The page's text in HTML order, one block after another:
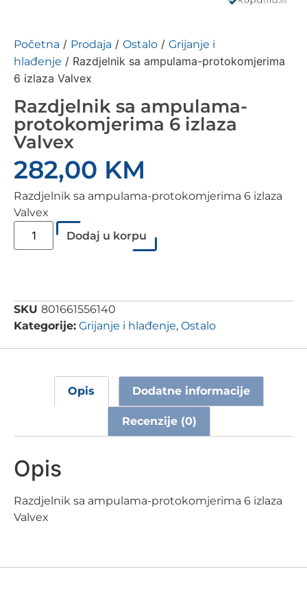
Početna / Prodaja / Ostalo / Grijanje i
hlađenje / Razdjelnik sa ampulama-protokomjerima
6 izlaza Valvex
Razdjelnik sa ampulama-
protokomjerima 6 izlaza
Valvex
282,00 KM
Razdjelnik sa ampulama-protokomjerima 6 izlaza
Valvex
Dodaj u korpu
SKU 801661556140
Kategorije: Grijanje i hlađenje, Ostalo
Opis Dodatne informacije
Recenzije (0)
Opis
Razdjelnik sa ampulama-protokomjerima 6 izlaza
Valvex